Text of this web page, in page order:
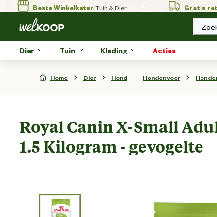
Beste WinkelketenTuin & Dier Gratis
Dier Tuin Kleding Acties
Home Dier Hond Hondenvoer
Royal Canin X-Small
1.5 Kilogram - gevogelte